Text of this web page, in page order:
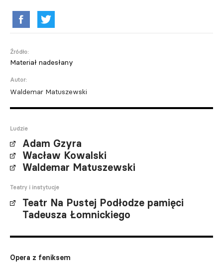
Źródło:
Materiał nadesłany
Autor:
Waldemar Matuszewski
Ludzie
Adam Gzyra
Wacław Kowalski
Waldemar Matuszewski
Teatry i instytucje
Teatr Na Pustej Podłodze pamięci
Tadeusza Łomnickiego
Opera z feniksem